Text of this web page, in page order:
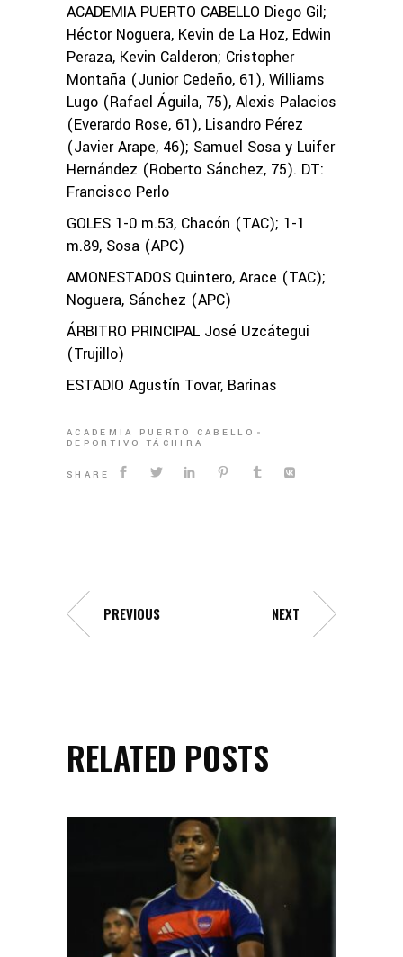
ACADEMIA PUERTO CABELLO Diego Gil;
Héctor Noguera, Kevin de La Hoz, Edwin
Peraza, Kevin Calderon; Cristopher
Montaña (Junior Cedeño, 61), Williams
Lugo (Rafael Águila, 75), Alexis Palacios
(Everardo Rose, 61), Lisandro Pérez
(Javier Arape, 46); Samuel Sosa y Luifer
Hernández (Roberto Sánchez, 75). DT:
Francisco Perlo
GOLES 1-0 m.53, Chacón (TAC); 1-1
m.89, Sosa (APC)
AMONESTADOS Quintero, Arace (TAC);
Noguera, Sánchez (APC)
ÁRBITRO PRINCIPAL José Uzcátegui
(Trujillo)
ESTADIO Agustín Tovar, Barinas
ACADEMIA PUERTO CABELLO
DEPORTIVO TÁCHIRA
SHARE
PREVIOUS NEXT
RELATED POSTS